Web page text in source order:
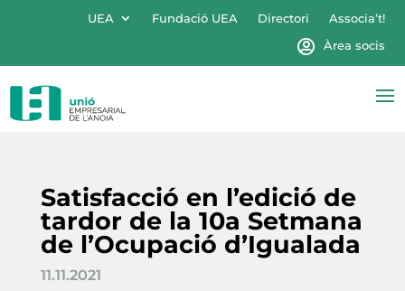
UEA Fundació UEA Directori
Associa’t!
Àrea socis
Satisfacció en l’edició de
tardor de la 10a Setmana
de l’Ocupació d’Igualada
11.11.2021